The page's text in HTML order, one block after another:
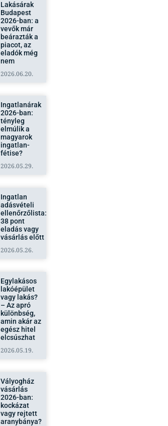
Lakásárak
Budapest
2026-ban: a
vevők már
beárazták a
piacot, az
eladók még
nem
2026.06.20.
Ingatlanárak
2026-ban:
tényleg
elmúlik a
magyarok
ingatlan-
fétise?
2026.05.29.
Ingatlan
adásvételi
ellenőrzőlista:
38 pont
eladás vagy
vásárlás előtt
2026.05.26.
Egylakásos
lakóépület
vagy lakás?
– Az apró
különbség,
amin akár az
egész hitel
elcsúszhat
2026.05.19.
Vályogház
vásárlás
2026-ban:
kockázat
vagy rejtett
aranybánya?